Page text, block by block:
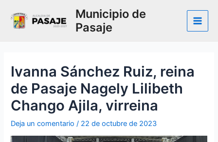
contenido
Municipio de
Pasaje
Main
Ivanna Sánchez Ruiz, reina
de Pasaje Nagely Lilibeth
Chango Ajila, virreina
Deja un comentario / 22 de octubre de 2023